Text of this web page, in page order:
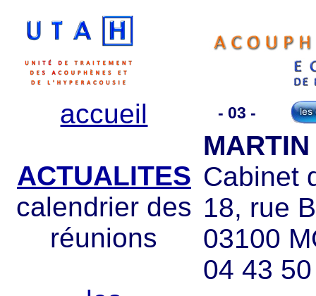
accueil
ACTUALITES
calendrier des
réunions
- 03 -
Cabinet
18, rue
03100
04 43